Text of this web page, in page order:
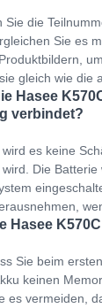
Sie die
Sie es
gleich wie die
Hasee
verbindet?
es keine
Die
Hasee
Sie beim
keinen
es vermeiden,